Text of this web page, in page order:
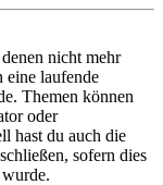
nicht mehr
eine laufende
Themen können
oder
hast du auch die
sofern dies